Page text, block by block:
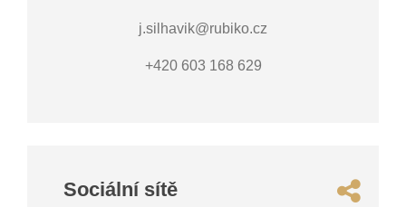
j.silhavik@rubiko.cz
+420 603 168 629
Sociální sítě